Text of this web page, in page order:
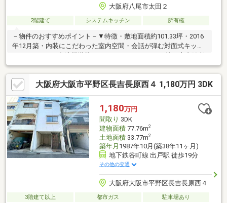
大阪府八尾市太田２
2階建て システムキッチン 所有権
－物件のおすすめポイント－▼特徴・敷地面積約101.33坪・2016
年12月築・内装にこだわった室内空間・会話が弾む対面式キッチ
に収納を設置・各階にトイレ・洗面台を配置、ゆとりをもって使
用可能・南向きのバルコニー有・バイクが駐車できるガレージ付
(車種による)・駐車スペース有(車種による)▼周辺環境・ミニスト
ップ八尾太田店 徒歩4分(約290m)・八尾市立大正小学校 徒歩10分
(約750m)■ ご希望の住まい探しをお手伝いします
━━━━━・・・物件の詳細・ご相談はお気軽にお問い合わせく
ださい。
大阪府大阪市平野区長吉長原西４ 1,180万円 3DK
1,180万円
間取り 3DK
建物面積77.76m2
土地面積33.77m2
築年月 1987年10月(築38年11ヶ月)
地下鉄谷町線 出戸駅 徒歩19分
その他の交通
大阪府大阪市平野区長吉長原西４
3階建て以上 都市ガス
駐車場あり